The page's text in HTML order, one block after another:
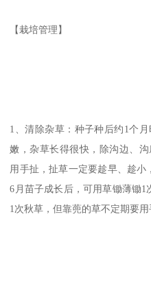
【栽培管理】
1、清除杂草：种子种后约1个
嫩，杂草长得很快，除沟边、
用手扯，扯草一定要趁早、趁小
6月苗子成长后，可用草锄薄锄1
1次秋草，但靠蔸的草不定期要用